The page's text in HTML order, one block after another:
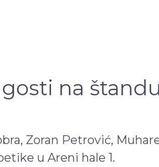
na
Zoran Petrović,
u Areni hale 1.